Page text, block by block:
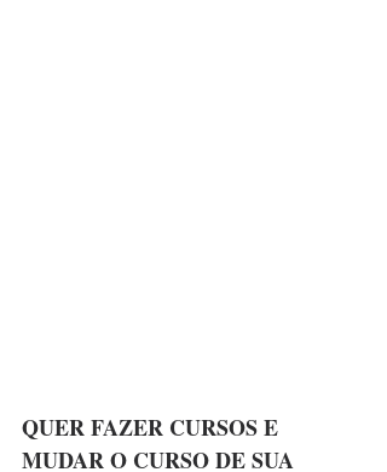
QUER FAZER CURSOS E
MUDAR O CURSO DE SUA